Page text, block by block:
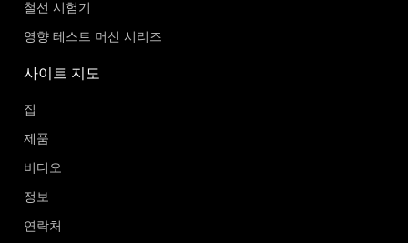
철선 시험기
영향 테스트 머신 시리즈
사이트 지도
집
제품
비디오
정보
연락처